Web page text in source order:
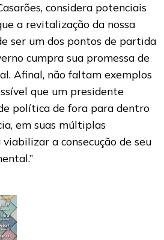
considera potenciais
a revitalização da nossa
ser um dos pontos de partida
cumpra sua promessa de
Afinal, não faltam exemplos
que um presidente
política de fora para dentro
em suas múltiplas
a consecução de seu